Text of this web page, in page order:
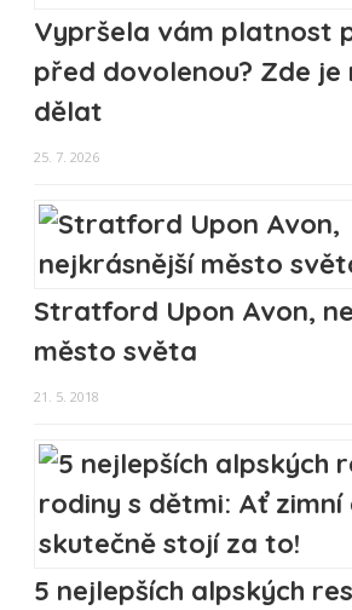
Vypršela vám platnost
před dovolenou? Zde je
dělat
25. 7. 2026
Stratford Upon Avon,
město světa
21. 5. 2018
5 nejlepších alpských